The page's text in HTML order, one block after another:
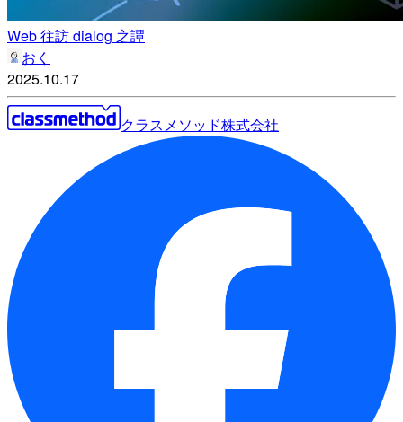
Web 往訪 dialog 之譚
おく
2025.10.17
クラスメソッド株式会社